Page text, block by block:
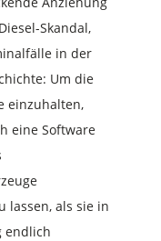
Skandal,
in der
Um die
einzuhalten,
eine Software
lassen, als sie in
endlich